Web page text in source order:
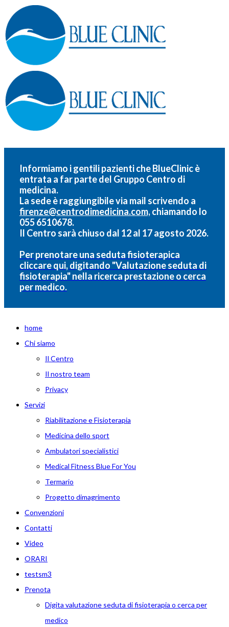
Informiamo i gentili pazienti che BlueClinic è
entrata a far parte del Gruppo Centro di
medicina.
La sede è raggiungibile via mail scrivendo a
firenze@centrodimedicina.com,chiamando lo
055 6510678.
Il Centro sarà chiuso dal 12 al 17 agosto 2026.
Per prenotare una seduta fisioterapica
cliccare qui, digitando "Valutazione seduta di
fisioterapia" nella ricerca prestazione o cerca
per medico.
home
Chi siamo
Il Centro
Il nostro team
Privacy
Servizi
Riabilitazione e Fisioterapia
Medicina dello sport
Ambulatori specialistici
Medical Fitness Blue For You
Termario
Progetto dimagrimento
Convenzioni
Contatti
Video
ORARI
testsm3
Prenota
Digita valutazione seduta di fisioterapia o cerca per
medico